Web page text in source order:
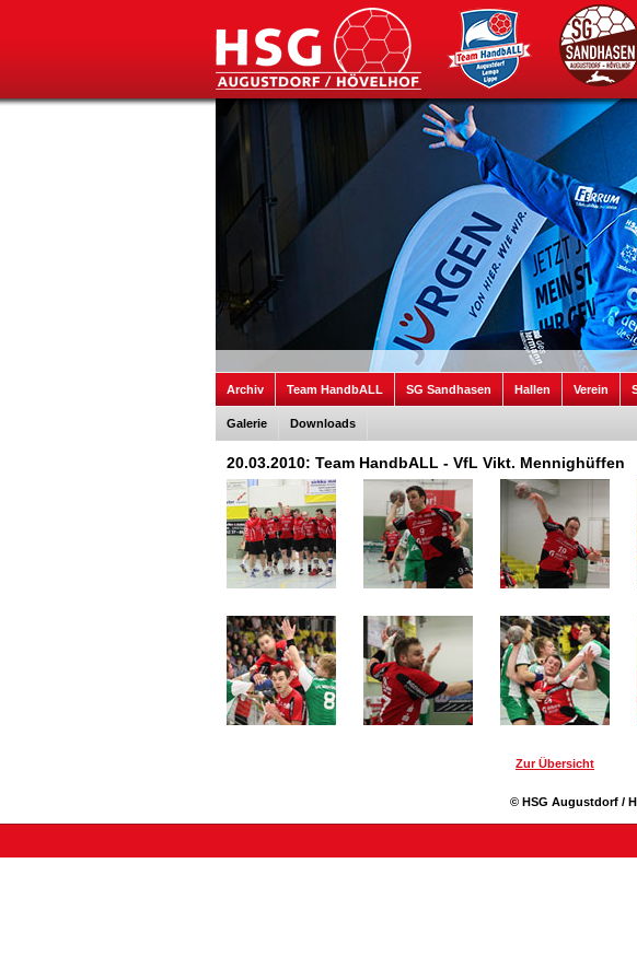
Archiv Team HandbALL SG Sandhasen Hallen Verein
Galerie Downloads
20.03.2010: Team HandbALL - VfL Vikt. Mennighüffen
Zur Übersicht
© HSG Augustdorf /